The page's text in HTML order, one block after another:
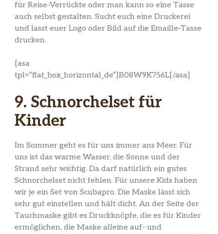
für Reise-Verrückte oder man kann so eine Tasse
auch selbst gestalten. Sucht euch eine Druckerei
und lasst euer Logo oder Bild auf die Emaille-Tasse
drucken.
[asa
tpl=“flat_box_horizontal_de“]B08W9K756L[/asa]
9. Schnorchelset für
Kinder
Im Sommer geht es für uns immer ans Meer. Für
uns ist das warme Wasser, die Sonne und der
Strand sehr wichtig. Da darf natürlich ein gutes
Schnorchelset nicht fehlen. Für unsere Kids haben
wir je ein Set von Scubapro. Die Maske lässt sich
sehr gut einstellen und hält dicht. An der Seite der
Tauchmaske gibt es Druckknöpfe, die es für Kinder
ermöglichen, die Maske alleine auf- und